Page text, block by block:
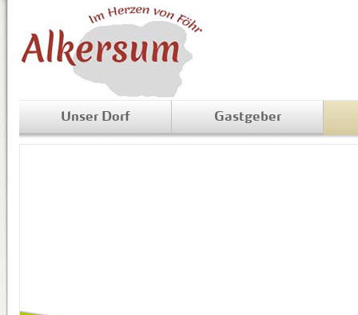
Unser Dorf Gastgeber